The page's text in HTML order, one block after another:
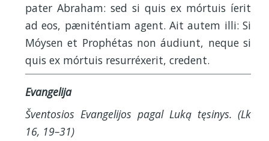
pater Abraham: sed si quis ex mórtuis íerit
ad eos, pæniténtiam agent. Ait autem illi: Si
Móysen et Prophétas non áudiunt, neque si
quis ex mórtuis resurréxerit, credent.
Evangelija
Šventosios Evangelijos pagal Luką tęsinys. (Lk
16, 19–31)